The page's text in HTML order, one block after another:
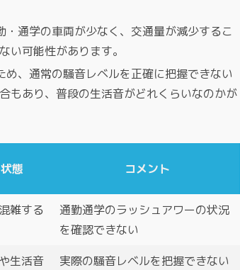
通学の車両が少なく、交通量が減少するこ
い可能性があります。
、通常の騒音レベルを正確に把握できない
もあり、普段の生活音がどれくらいなのかが
態 コメント
雑する
通勤通学のラッシュアワーの状況
を確認できない
生活音
実際の騒音レベルを把握できない